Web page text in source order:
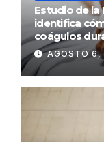
Estudio de la
identifica
coágulos
AGOSTO 6,